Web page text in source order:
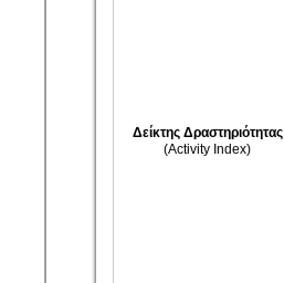
Δείκτης Δραστηριότητας
(Activity Index)